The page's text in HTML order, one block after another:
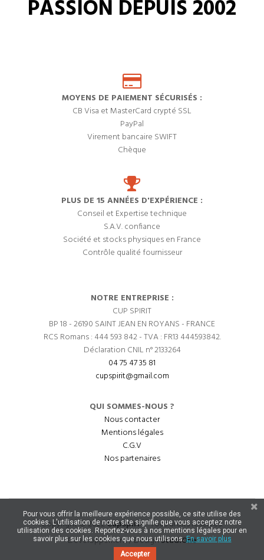
PASSION DEPUIS 2002
MOYENS DE PAIEMENT SÉCURISÉS :
CB Visa et MasterCard crypté SSL
PayPal
Virement bancaire SWIFT
Chèque
PLUS DE 15 ANNÉES D'EXPÉRIENCE :
Conseil et Expertise technique
S.A.V. confiance
Société et stocks physiques en France
Contrôle qualité fournisseur
NOTRE ENTREPRISE :
CUP SPIRIT
BP 18 - 26190 SAINT JEAN EN ROYANS - FRANCE
RCS Romans : 444 593 842 - TVA : FR13 444593842.
Déclaration CNIL n° 2133264
04 75 47 35 81
cupspirit@gmail.com
QUI SOMMES-NOUS ?
Nous contacter
Mentions légales
C.G.V
Nos partenaires
Copyright © 2022CupSpirit- Tous droits réservés.
Développement / DesignStudiOne
Pour vous offrir la meilleure expérience possible, ce site utilise des
cookies. L'utilisation de notre site signifie que vous acceptez notre
utilisation des cookies. Reportez-vous à nos mentions légales pour en
savoir plus sur les cookies que nous utilisons.En savoir plus
Accepter